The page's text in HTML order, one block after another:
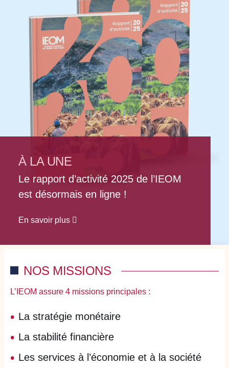
À LA UNE
Le rapport d’activité 2025 de l’IEOM
est désormais en ligne !
En savoir plus
NOS MISSIONS
L’IEOM assure 4 missions principales :
La stratégie monétaire
La stabilité financière
Les services à l’économie et à la société